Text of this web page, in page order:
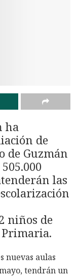
ha
de
de Guzmán
las
niños de
nuevas aulas
tendrán un